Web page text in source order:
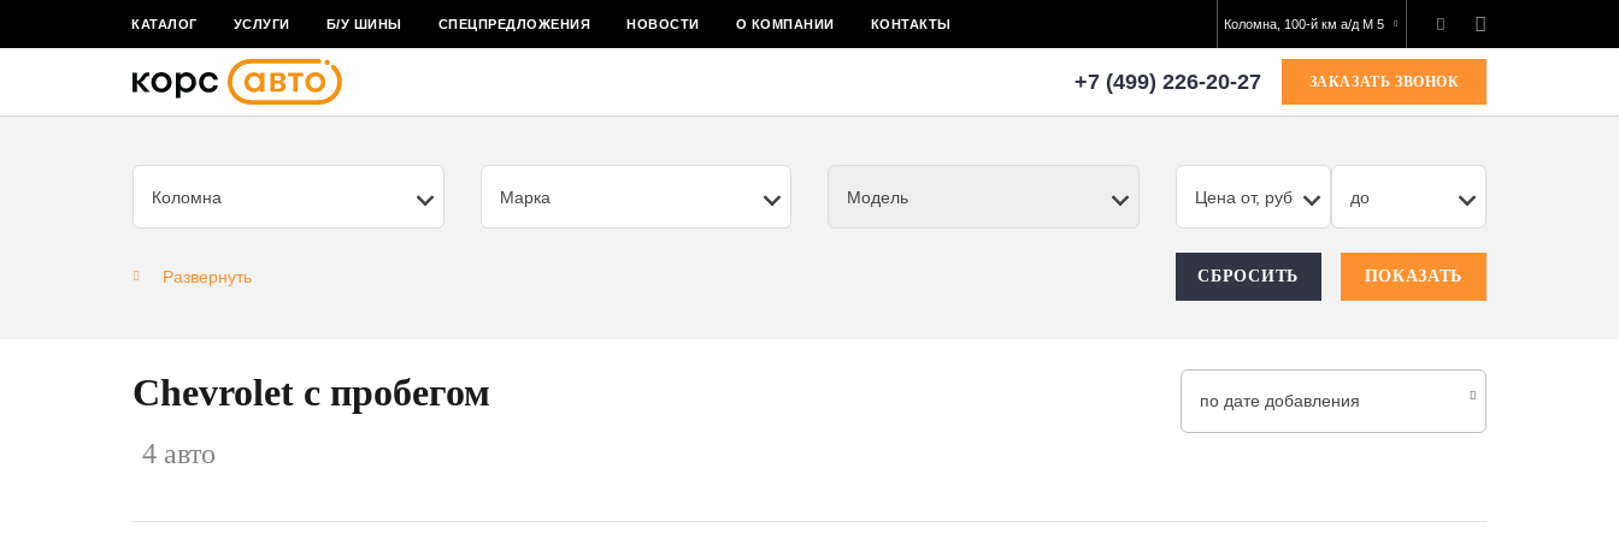
КАТАЛОГ УСЛУГИ Б/У ШИНЫ СПЕЦПРЕДЛОЖЕНИЯ НОВОСТИ О КОМПАНИИ КОНТАКТЫ Коломна, 100-й км а/д М 5
+7 (499) 226-20-27 ЗАКАЗАТЬ ЗВОНОК
Коломна Марка Модель Цена от, руб до
Развернуть СБРОСИТЬ ПОКАЗАТЬ
Chevrolet с пробегом
4 авто
по дате добавления